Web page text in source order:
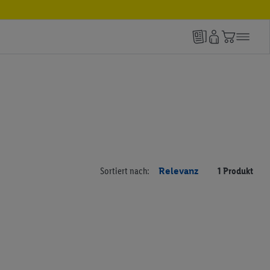
Sortiert nach: Relevanz 1 Produkt